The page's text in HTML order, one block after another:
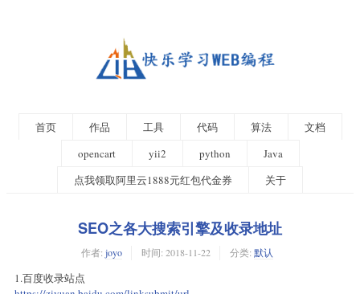
首页 作品 工具 代码 算法
文档
opencart
yii2 python
Java
点我领取阿里云1888元红包代金券
关于
SEO之各大搜索引擎及收录地址
作者: joyo 时间: 2018-11-22 分类: 默认
1.百度收录站点